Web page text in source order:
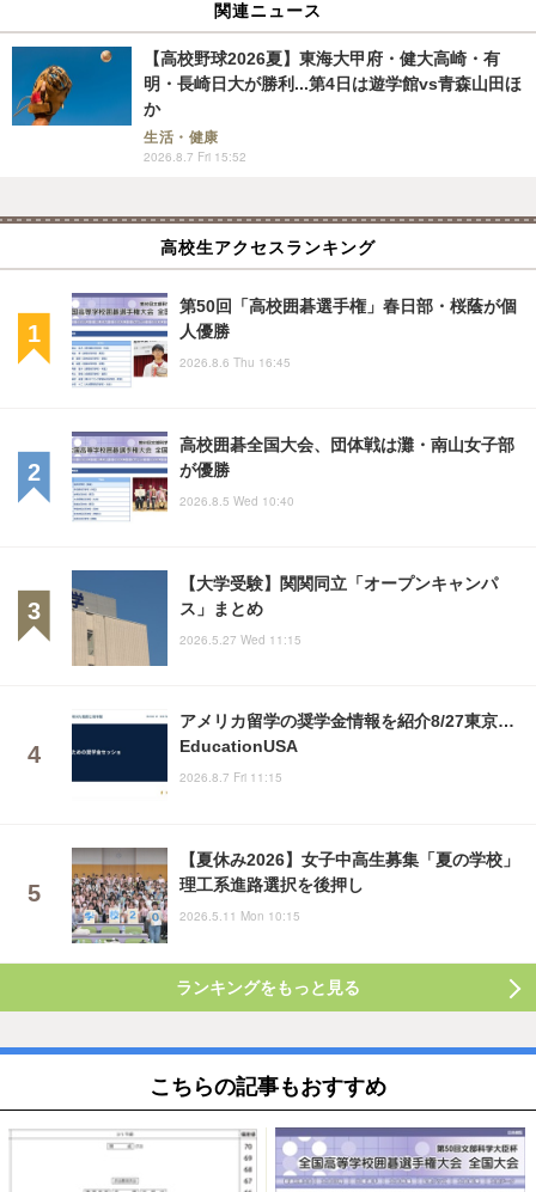
関連ニュース
【高校野球2026夏】東海大甲府・健大高崎・有
明・長崎日大が勝利...第4日は遊学館vs青森山田ほ
か
生活・健康
2026.8.7 Fri 15:52
高校生アクセスランキング
第50回「高校囲碁選手権」春日部・桜蔭が個
人優勝
2026.8.6 Thu 16:45
高校囲碁全国大会、団体戦は灘・南山女子部
が優勝
2026.8.5 Wed 10:40
【大学受験】関関同立「オープンキャンパ
ス」まとめ
2026.5.27 Wed 11:15
アメリカ留学の奨学金情報を紹介8/27東京…
EducationUSA
2026.8.7 Fri 11:15
【夏休み2026】女子中高生募集「夏の学校」
理工系進路選択を後押し
2026.5.11 Mon 10:15
ランキングをもっと見る
こちらの記事もおすすめ